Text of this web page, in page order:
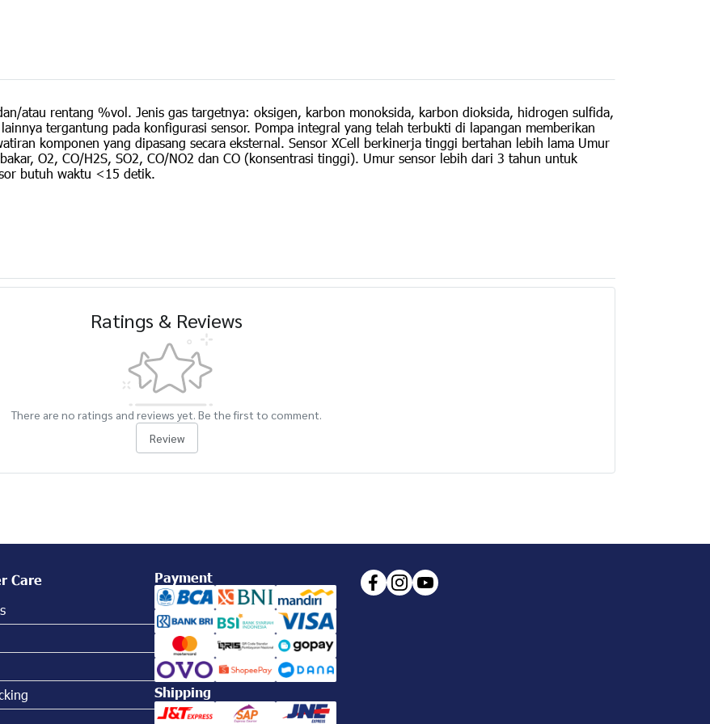
atau rentang %vol. Jenis gas targetnya: oksigen, karbon monoksida, karbon dioksida, hidrogen sulfida,
tergantung pada konfigurasi sensor. Pompa integral yang telah terbukti di lapangan memberikan
komponen yang dipasang secara eksternal. Sensor XCell berkinerja tinggi bertahan lebih lama Umur
O2, CO/H2S, SO2, CO/NO2 dan CO (konsentrasi tinggi). Umur sensor lebih dari 3 tahun untuk
butuh waktu <15 detik.
Ratings & Reviews
There are no ratings and reviews yet. Be the first to comment.
Review
Care Payment
Shipping